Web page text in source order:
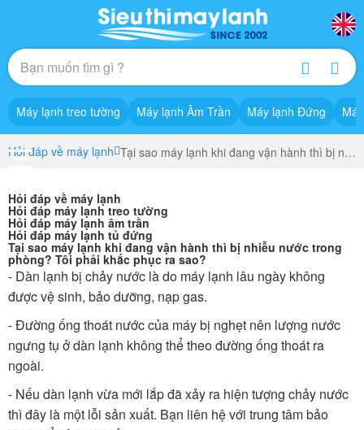
Máy lạnh treo tường Máy lạnh Âm Trần Máy lạnh Đứng
Hỏi đáp về máy lạnh Tại sao máy lạnh khi đang vận hành thì bị nhiễu nước trong phòng? Tôi phải khắc phục ra sao?
Hỏi đáp về máy lạnh
Hỏi đáp máy lạnh treo tường
Hỏi đáp máy lạnh âm trần
Hỏi đáp máy lạnh tủ đứng
Tại sao máy lạnh khi đang vận hành thì bị nhiễu nước trong
phòng? Tôi phải khắc phục ra sao?
- Dàn lạnh bị chảy nước là do máy lạnh lâu ngày không
được vệ sinh, bảo dưỡng, nạp gas.
- Đường ống thoát nước của máy bị nghẹt nên lượng nước
ngưng tụ ở dàn lạnh không thể theo đường ống thoát ra
ngoài.
- Nếu dàn lạnh vừa mới lắp đã xảy ra hiện tượng chảy nước
thì đây là một lỗi sản xuất. Bạn liên hệ với trung tâm bảo